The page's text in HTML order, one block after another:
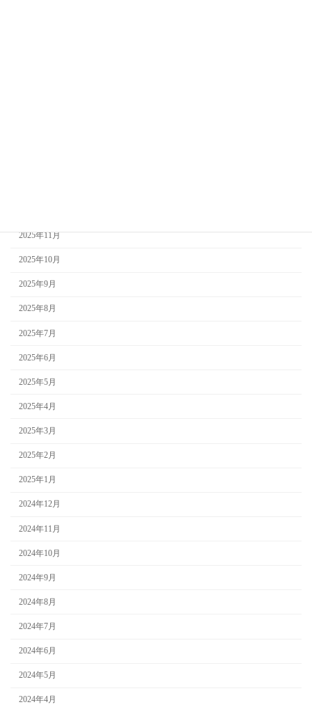
2025年11月
2025年10月
2025年9月
2025年8月
2025年7月
2025年6月
2025年5月
2025年4月
2025年3月
2025年2月
2025年1月
2024年12月
2024年11月
2024年10月
2024年9月
2024年8月
2024年7月
2024年6月
2024年5月
2024年4月